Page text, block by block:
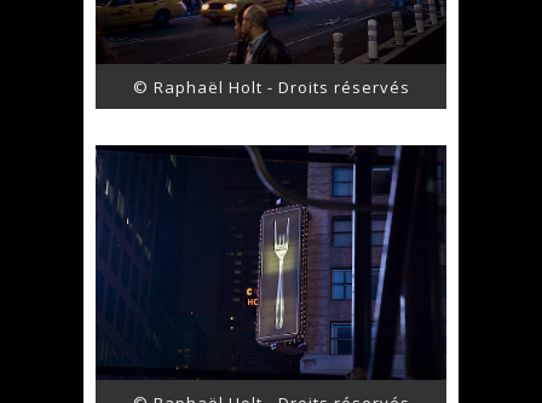
© Raphaël Holt - Droits réservés